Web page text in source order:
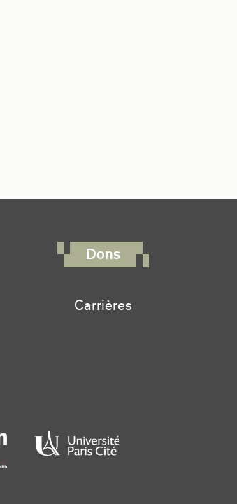
Dons
Carrières
tutelles